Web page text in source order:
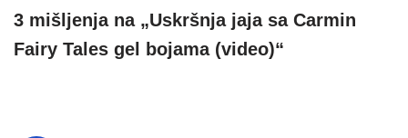
3 mišljenja na „Uskršnja jaja sa Carmin
Fairy Tales gel bojama (video)“